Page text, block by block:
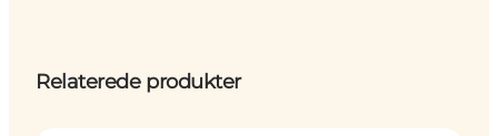
Relaterede produkter